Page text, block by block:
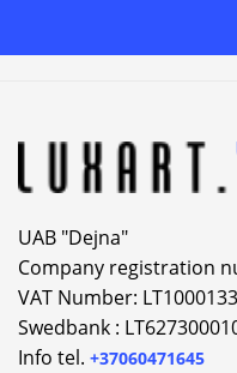
UAB "Dejna"
Company registration
VAT Number:
Swedbank :
Info tel. +37060471645